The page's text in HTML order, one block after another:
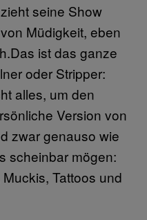
seine Show
Müdigkeit, eben
ist das ganze
oder Stripper:
alles, um den
Version von
zwar genauso wie
scheinbar mögen:
Tattoos und